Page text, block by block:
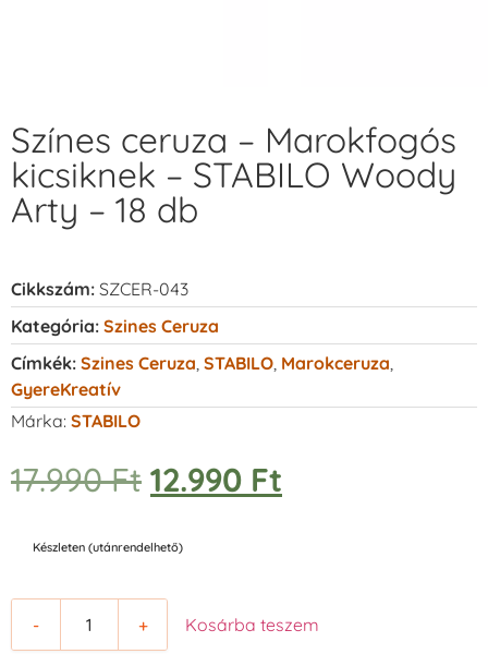
Színes ceruza – Marokfogós
kicsiknek – STABILO Woody
Arty – 18 db
Cikkszám: SZCER-043
Kategória: Szines Ceruza
Címkék: Szines Ceruza STABILO Marokceruza
GyereKreatív
Márka: STABILO
17.990Ft 12.990 Ft
Készleten (utánrendelhető)
- + Kosárba teszem